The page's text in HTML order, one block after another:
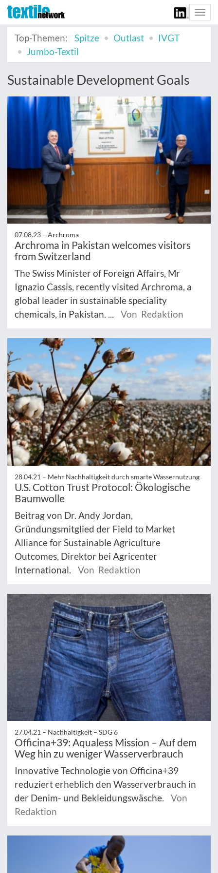
Top-Themen:
Spitze Outlast
IVGT
Jumbo-Textil
Sustainable Development Goals
07.08.23 – Archroma
Archroma in Pakistan welcomes visitors
from Switzerland
The Swiss Minister of Foreign Affairs, Mr
Ignazio Cassis, recently visited Archroma, a
global leader in sustainable speciality
chemicals, in Pakistan. ...
Von Redaktion
28.04.21 – Mehr Nachhaltigkeit durch smarte Wassernutzung
U.S. Cotton Trust Protocol: Ökologische
Baumwolle
Beitrag von Dr. Andy Jordan,
Gründungsmitglied der Field to Market
Alliance for Sustainable Agriculture
Outcomes, Direktor bei Agricenter
International.
Von Redaktion
27.04.21 – Nachhaltigkeit – SDG 6
Officina+39: Aqualess Mission – Auf dem
Weg hin zu weniger Wasserverbrauch
Innovative Technologie von Officina+39
reduziert erheblich den Wasserverbrauch in
der Denim- und Bekleidungswäsche.
Von
Redaktion